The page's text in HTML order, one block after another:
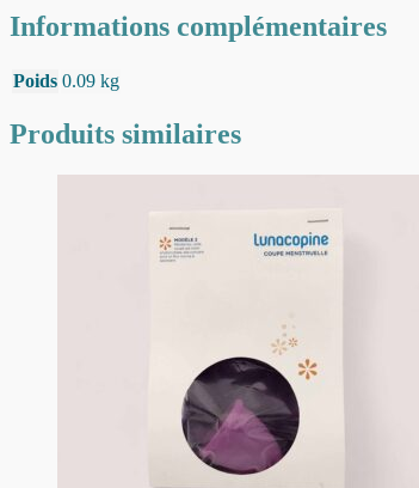
Informations complémentaires
Poids 0.09 kg
Produits similaires